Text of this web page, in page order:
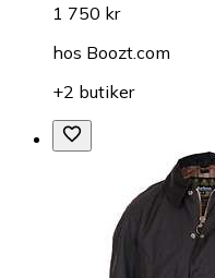
1 750 kr
hos Boozt.com
+2 butiker